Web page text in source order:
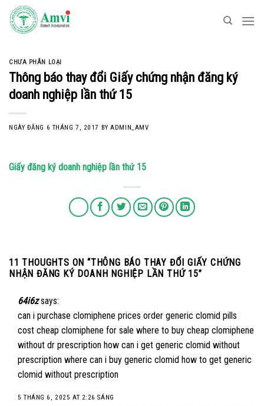
Skip
content
CHƯA PHÂN LOẠI
Thông báo thay đổi Giấy chứng nhận đăng ký
doanh nghiệp lần thứ 15
NGÀY ĐĂNG 6 THÁNG 7, 2017 BYADMIN_AMV
Giấy đăng ký doanh nghiệp lần thứ 15
11 THOUGHTS ON “THÔNG BÁO THAY ĐỔI GIẤY CHỨNG
NHẬN ĐĂNG KÝ DOANH NGHIỆP LẦN THỨ 15”
64i6z says:
can i purchase clomiphene prices order generic clomid pills
cost cheap clomiphene for sale where to buy cheap clomiphene
without dr prescription how can i get generic clomid without
prescription where can i buy generic clomid how to get generic
clomid without prescription
5 THÁNG 6, 2025 AT 2:26 SÁNG